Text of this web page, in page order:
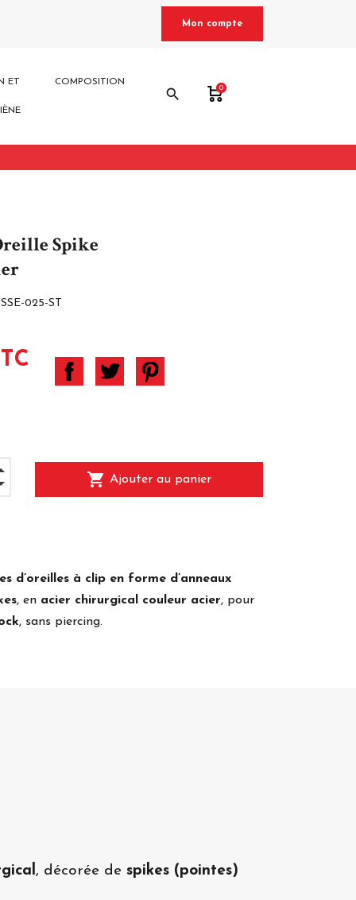
Mon compte
ET COMPOSITION
search 0
Spike
025-ST
shopping_cart Ajouter au panier
d’oreilles à clip en forme d’anneaux
, en acier chirurgical couleur acier, pour
, sans piercing.
, décorée de spikes (pointes)